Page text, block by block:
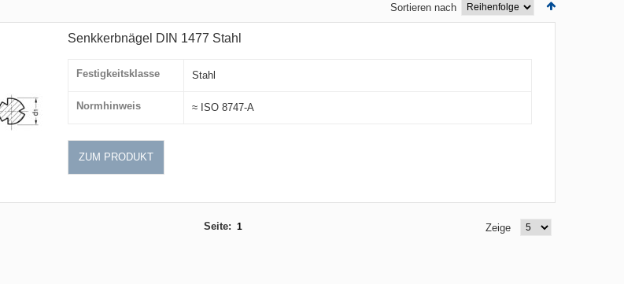
Sortieren nach
Senkkerbnägel DIN 1477 Stahl
Festigkeitsklasse Stahl
Normhinweis ≈ ISO 8747-A
ZUM PRODUKT
Zeige
Seite: 1